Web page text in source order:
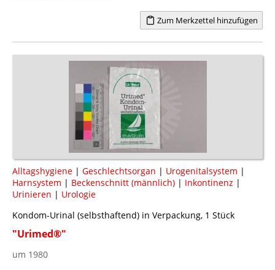
Zum Merkzettel hinzufügen
Alltagshygiene | Geschlechtsorgan | Urogenitalsystem |
Harnsystem | Beckenschnitt (männlich) | Inkontinenz |
Urinieren | Urologie
Kondom-Urinal (selbsthaftend) in Verpackung, 1 Stück
"Urimed®"
um 1980